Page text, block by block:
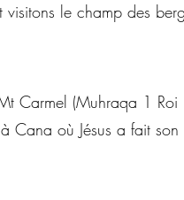
le champ des
Carmel (Muhraqa 1
Cana où Jésus a fait son